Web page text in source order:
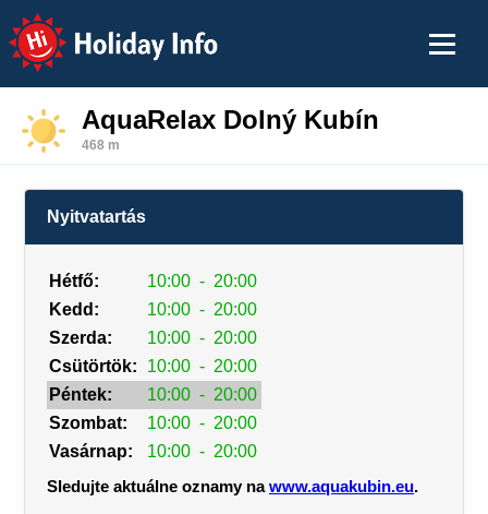
Holiday Info
AquaRelax Dolný Kubín
468 m
Nyitvatartás
Hétfő: 10:00 - 20:00
Kedd:
10:00 - 20:00
Szerda:
10:00 - 20:00
Csütörtök:
10:00 - 20:00
Péntek:
10:00 - 20:00
Szombat:
10:00 - 20:00
Vasárnap:
10:00 - 20:00
Sledujte aktuálne oznamy nawww.aquakubin.eu.